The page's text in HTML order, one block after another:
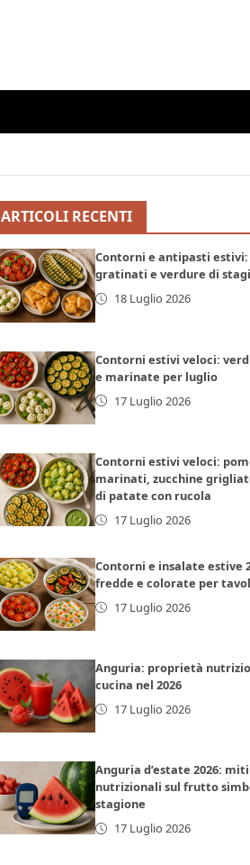
ARTICOLI RECENTI
Contorni e antipasti
gratinati e verdure di
18 Luglio 2026
Contorni estivi veloci:
e marinate per luglio
17 Luglio 2026
Contorni estivi veloci:
marinati, zucchine
di patate con rucola
17 Luglio 2026
Contorni e insalate estive
fredde e colorate per
17 Luglio 2026
Anguria: proprietà
cucina nel 2026
17 Luglio 2026
Anguria d’estate 2026:
nutrizionali sul frutto
stagione
17 Luglio 2026